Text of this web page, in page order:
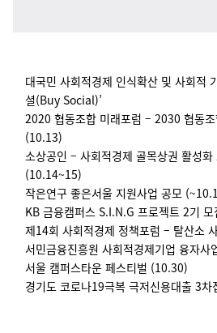
대국민 사회적경제 인식확산 및 사회적
셜(Buy Social)’
2020 협동조합 미래포럼 – 2030 협동
(10.13)
소상공인 – 사회적경제 골목상권 활성화
(10.14~15)
작은연구 좋은서울 지원사업 공모
KB 금융캠퍼스 S.I.N.G 프로젝트 2기
제14회 사회적경제 정책포럼 – 탈산소
서민금융진흥원 사회적경제기업 융자
서울 캠퍼스타운 페스티벌 (10.30)
경기도 코로나19극복 극저신용대출 3